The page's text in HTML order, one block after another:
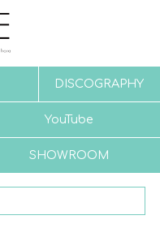
DISCOGRAPHY
YouTube
SHOWROOM